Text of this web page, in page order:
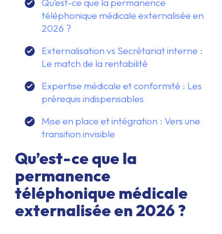
téléphonique médicale externalisée en
2026 ?
Externalisation vs Secrétariat interne :
Le match de la rentabilité
Expertise médicale et conformité : Les
prérequis indispensables
Mise en place et intégration : Vers une
transition invisible
Qu’est-ce que la
permanence
téléphonique médicale
externalisée en 2026 ?